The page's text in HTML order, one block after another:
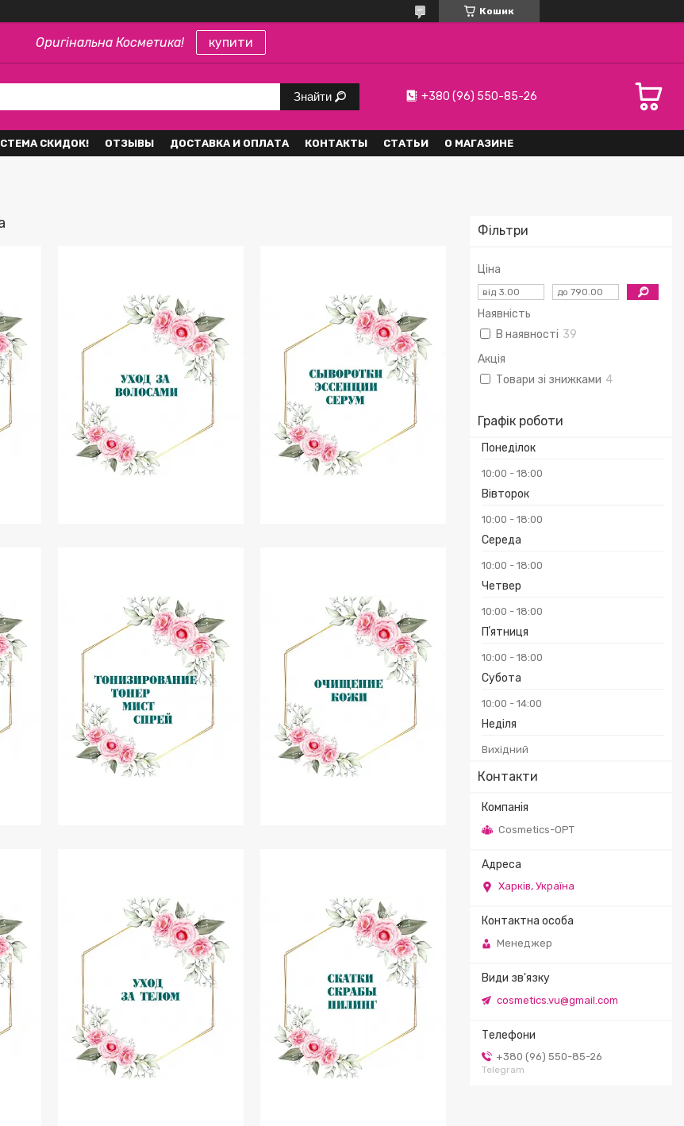
Кошик
Оригінальна Косметика! купити
Знайти +380 (96) 550-85-26
СКИДОК! ОТЗЫВЫ ДОСТАВКА И ОПЛАТА КОНТАКТЫ СТАТЬИ О МАГАЗИНЕ
Фільтри
Ціна
Наявність
В наявності 39
Акція
Товари зі знижками 4
Графік роботи
Понеділок
10:00 18:00
Вівторок
10:00 18:00
Середа
10:00 18:00
Четвер
10:00 18:00
Пʼятниця
10:00 18:00
Субота
10:00 14:00
Неділя
Вихідний
Контакти
Cosmetics-OPT
Харків, Україна
Менеджер
cosmetics.vu@gmail.com
+380 (96) 550-85-26
Telegram